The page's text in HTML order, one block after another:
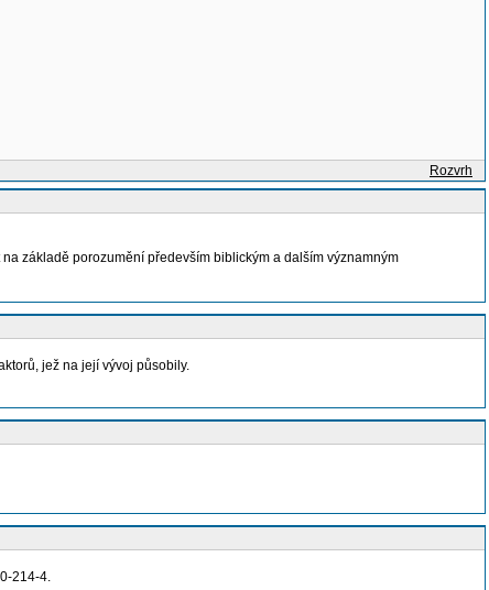
Rozvrh
základě porozumění především biblickým a dalším významným
jež na její vývoj působily.
214-4.